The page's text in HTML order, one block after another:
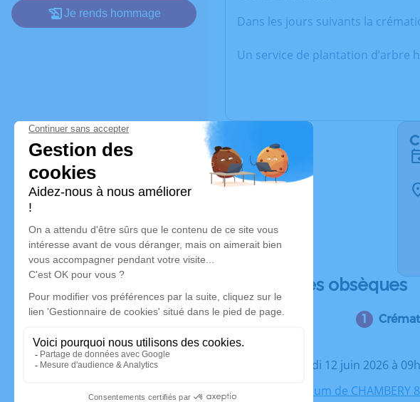
Je rends hommage
Dans les jours suivants la
Un service de plantation d’arbre
Déroulé des obsèques
Le vendredi 12 juin 2026 à
Crématorium de CHAMBERY